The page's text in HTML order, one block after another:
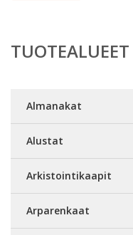
TUOTEALUEET
Almanakat
Alustat
Arkistointikaapit
Arparenkaat